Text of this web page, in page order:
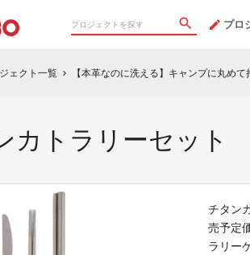
プロ
ェクト一覧 chevron_right 【本革なのに洗える】キャンプに丸め
カトラリーセット
チタン
売予定
ラリー